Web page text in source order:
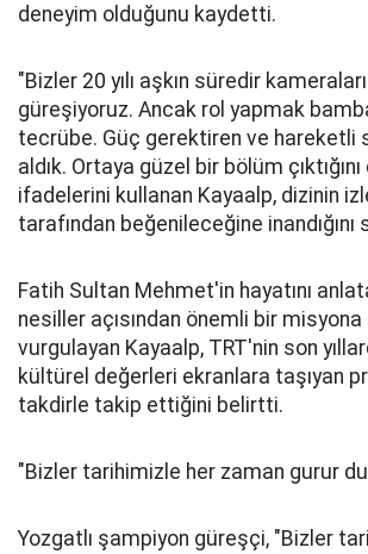
deneyim olduğunu kaydetti.
"Bizler 20 yılı aşkın süredir
güreşiyoruz. Ancak rol yapmak
tecrübe. Güç gerektiren ve hareketli
aldık. Ortaya güzel bir bölüm
ifadelerini kullanan Kayaalp, dizinin
tarafından beğenileceğine inandığını
Fatih Sultan Mehmet'in hayatını
nesiller açısından önemli bir
vurgulayan Kayaalp, TRT'nin son
kültürel değerleri ekranlara taşıyan
takdirle takip ettiğini belirtti.
"Bizler tarihimizle her zaman gurur
Yozgatlı şampiyon güreşçi, "Bizler